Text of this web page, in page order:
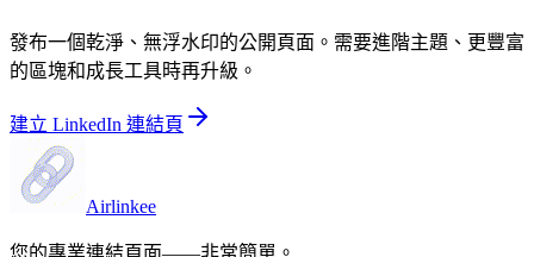
發布一個乾淨、無浮水印的公開頁面。需要進階主題、更豐富
的區塊和成長工具時再升級。
建立 LinkedIn 連結頁
Airlinkee